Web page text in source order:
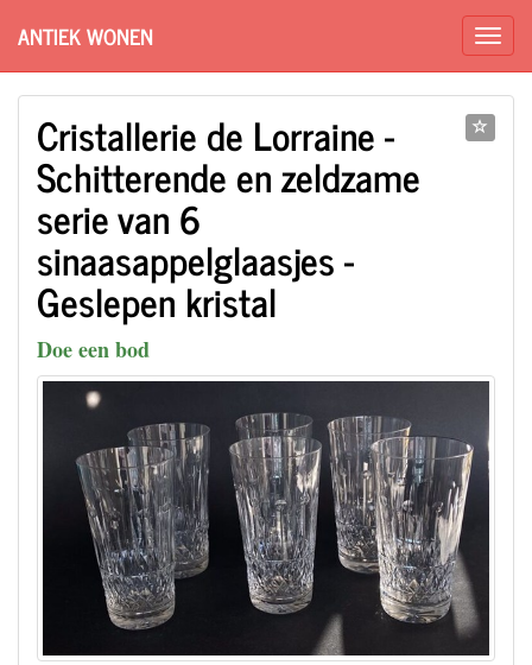
ANTIEK WONEN
Cristallerie de Lorraine -
Schitterende en zeldzame
serie van 6
sinaasappelglaasjes -
Geslepen kristal
Doe een bod